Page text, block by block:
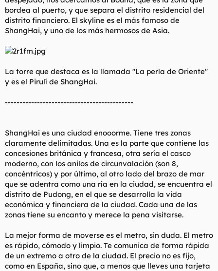
bordea al puerto, y que separa el distrito residencial del
distrito financiero. El skyline es el más famoso de
ShangHai, y uno de los más hermosos de Asia.
La torre que destaca es la llamada "La perla de Oriente"
y es el Pirulí de ShangHai.
--------------------------------------------
ShangHai es una ciudad enooorme. Tiene tres zonas
claramente delimitadas. Una es la parte que contiene las
concesiones británica y francesa, otra sería el casco
moderno, con los anilos de circunvalación (son 8,
concéntricos) y por último, al otro lado del brazo de mar
que se adentra como una ría en la ciudad, se encuentra el
distrito de Pudong, en el que se desarrolla la vida
económica y financiera de la ciudad. Cada una de las
zonas tiene su encanto y merece la pena visitarse.
La mejor forma de moverse es el metro, sin duda. El metro
es rápido, cómodo y limpio. Te comunica de forma rápida
de un extremo a otro de la ciudad. El precio no es fijo,
como en España, sino que, a menos que lleves una tarjeta